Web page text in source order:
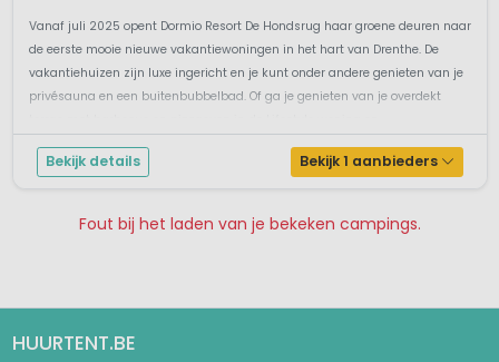
Vanaf juli 2025 opent Dormio Resort De Hondsrug haar groene deuren naar
de eerste mooie nieuwe vakantiewoningen in het hart van Drenthe. De
vakantiehuizen zijn luxe ingericht en je kunt onder andere genieten van je
privésauna en een buitenbubbelbad. Of ga je genieten van je overdekt
Bekijk details Bekijk 1 aanbieders
Fout bij het laden van je bekeken campings.
HUURTENT.BE